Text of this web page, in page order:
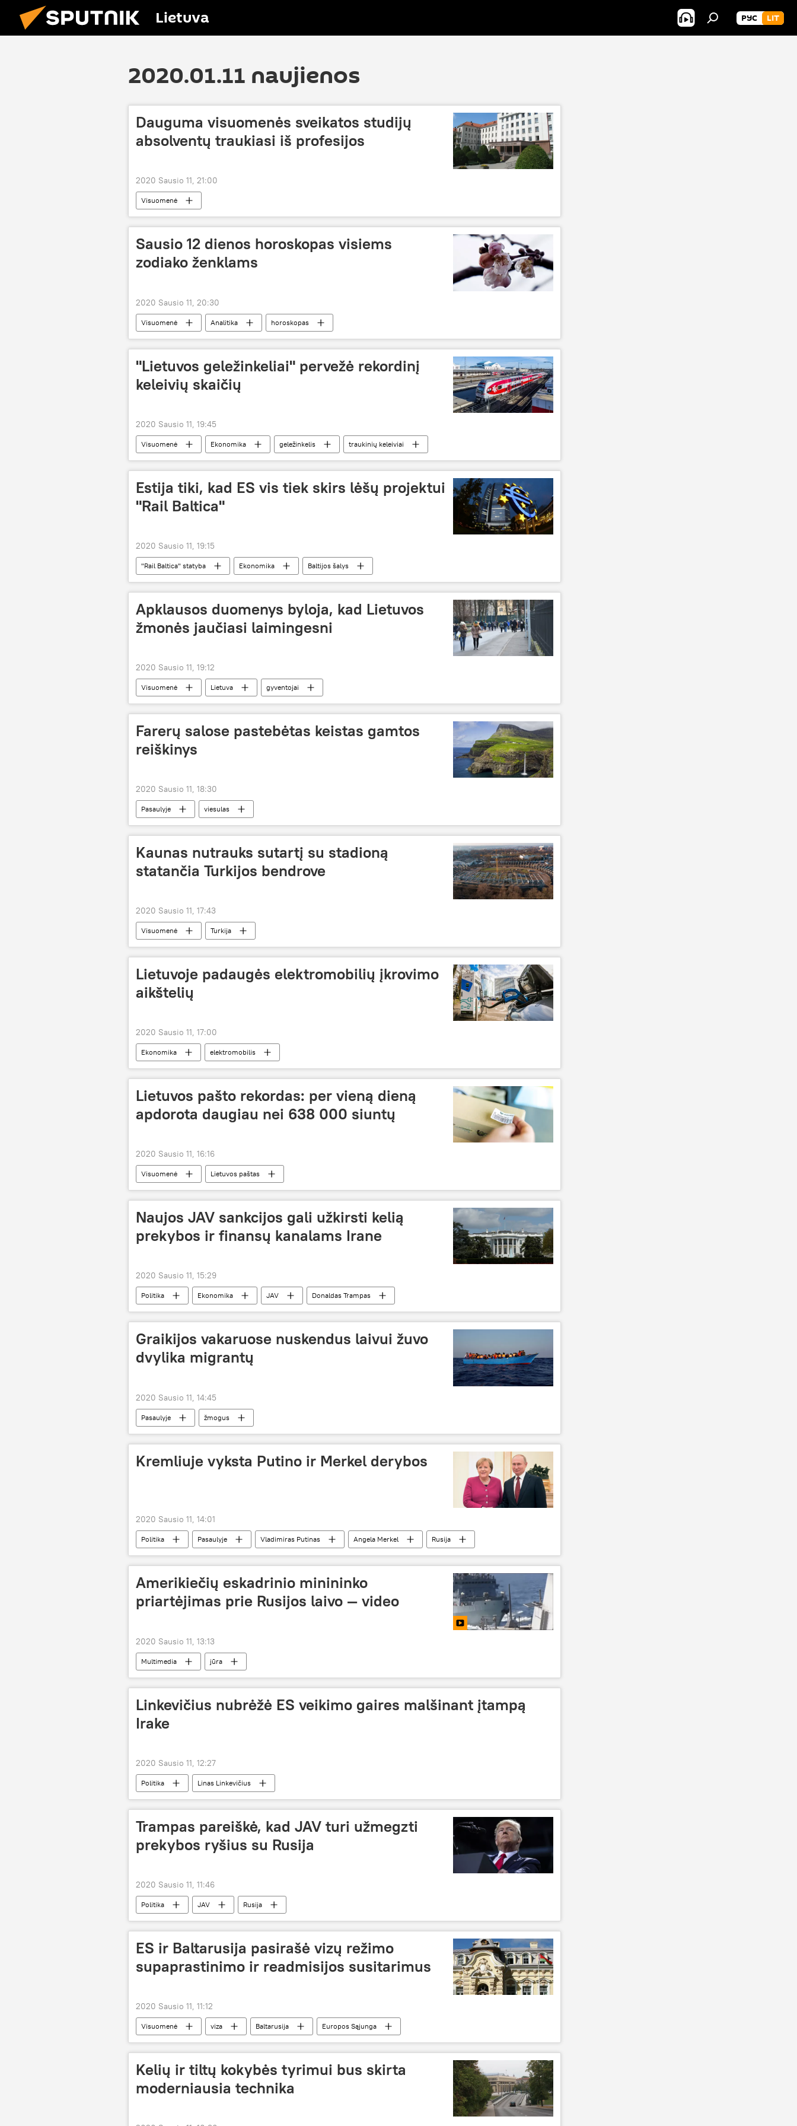
Lietuva РУС LIT
2020.01.11 naujienos
Dauguma visuomenės sveikatos studijų
absolventų traukiasi iš profesijos
2020 Sausio 11, 21:00
Visuomenė
Sausio 12 dienos horoskopas visiems
zodiako ženklams
2020 Sausio 11, 20:30
Visuomenė Analitika horoskopas
"Lietuvos geležinkeliai" pervežė rekordinį
keleivių skaičių
2020 Sausio 11, 19:45
Visuomenė Ekonomika geležinkelis traukinių keleiviai
Estija tiki, kad ES vis tiek skirs lėšų projektui
"Rail Baltica"
2020 Sausio 11, 19:15
"Rail Baltica" statyba Ekonomika Baltijos šalys
Apklausos duomenys byloja, kad Lietuvos
žmonės jaučiasi laimingesni
2020 Sausio 11, 19:12
Visuomenė Lietuva gyventojai
Farerų salose pastebėtas keistas gamtos
reiškinys
2020 Sausio 11, 18:30
Pasaulyje viesulas
Kaunas nutrauks sutartį su stadioną
statančia Turkijos bendrove
2020 Sausio 11, 17:43
Visuomenė Turkija
Lietuvoje padaugės elektromobilių įkrovimo
aikštelių
2020 Sausio 11, 17:00
Ekonomika elektromobilis
Lietuvos pašto rekordas: per vieną dieną
apdorota daugiau nei 638 000 siuntų
2020 Sausio 11, 16:16
Visuomenė Lietuvos paštas
Naujos JAV sankcijos gali užkirsti kelią
prekybos ir finansų kanalams Irane
2020 Sausio 11, 15:29
Politika Ekonomika JAV Donaldas Trampas
Graikijos vakaruose nuskendus laivui žuvo
dvylika migrantų
2020 Sausio 11, 14:45
Pasaulyje žmogus
Kremliuje vyksta Putino ir Merkel derybos
2020 Sausio 11, 14:01
Politika Pasaulyje Vladimiras Putinas Angela Merkel
Rusija
Vokietija
Amerikiečių eskadrinio minininko
priartėjimas prie Rusijos laivo — video
2020 Sausio 11, 13:13
Multimedia jūra
Linkevičius nubrėžė ES veikimo gaires malšinant įtampą
Irake
2020 Sausio 11, 12:27
Politika Linas Linkevičius
Trampas pareiškė, kad JAV turi užmegzti
prekybos ryšius su Rusija
2020 Sausio 11, 11:46
Politika JAV Rusija
ES ir Baltarusija pasirašė vizų režimo
supaprastinimo ir readmisijos susitarimus
2020 Sausio 11, 11:12
Visuomenė viza Baltarusija Europos Sąjunga
Kelių ir tiltų kokybės tyrimui bus skirta
moderniausia technika